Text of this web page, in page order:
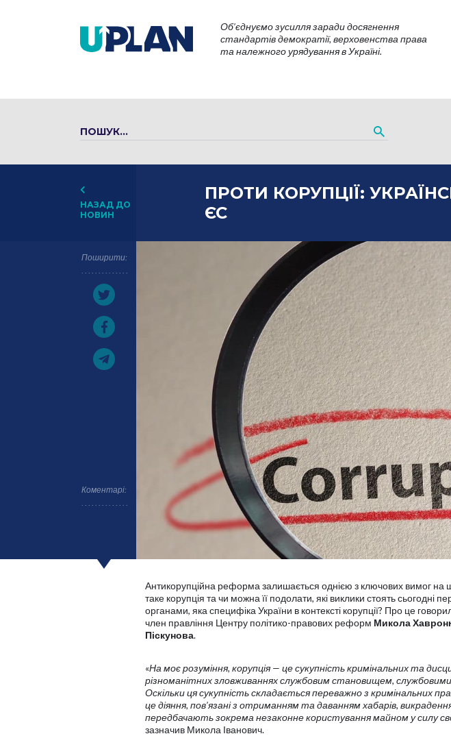
Об’єднуємо зусилля заради досягнення
стандартів демократії, верховенства права
та належного урядування в Україні.
НАЗАД ДО
НОВИН
Поширити:
Коментарі:
ПРОТИ КОРУПЦІЇ:
ЄС
Антикорупційна реформа залишається однією з ключових вимог
таке корупція та чи можна її подолати, які виклики стоять сьогодні
органами, яка специфіка України в контексті корупції? Про це
член правління Центру політико-правових реформ Микола
Піскунова.
«На моє розуміння, корупція — це сукупність кримінальних та
різноманітних зловживаннях службовим становищем,
Оскільки ця сукупність складається переважно з кримінальних
це діяння, пов’язані з отриманням та даванням хабарів,
передбачають зокрема незаконне користування майном у силу
зазначив Микола Іванович.